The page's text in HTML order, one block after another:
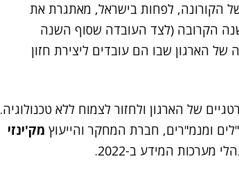
הקורונה, לפחות בישראל, מאתגרת את
הקרובה (לצד העובדה שסוף השנה
של הארגון שבו הם עובדים ליצירת חזון
של הארגון ולחזור לצמוח ללא טכנולוגיה.
ומנמ"רים, חברת המחקר והייעוץ מק'ינזי
המידע ב-2022.